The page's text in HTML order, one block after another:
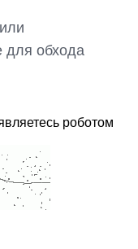
для обхода
роботом